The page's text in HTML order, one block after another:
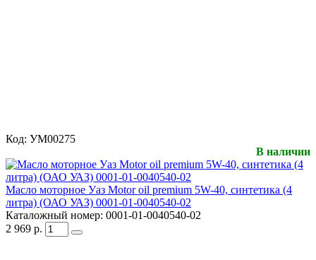
Код: УМ00275
В наличии
Масло моторное Уаз Motor oil premium 5W-40, синтетика (4
литра) (ОАО УАЗ) 0001-01-0040540-02
Каталожный номер: 0001-01-0040540-02
2 969 р.